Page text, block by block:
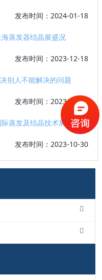
发布时间：2024-01-18
蒸发器结晶展盛况
发布时间：2023-12-18
别人不能解决的问题
发布时间：2023-12-07
蒸发及结晶技术展览会
发布时间：2023-10-30